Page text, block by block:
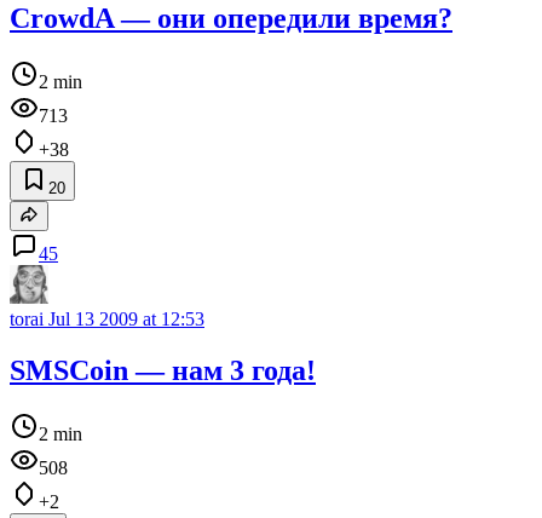
CrowdA — они опередили время?
2 min
713
+38
20
45
torai Jul 13 2009 at 12:53
SMSCoin — нам 3 года!
2 min
508
+2